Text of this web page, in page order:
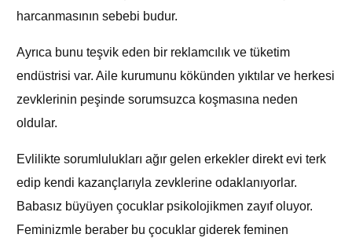
harcanmasının sebebi budur.
Ayrıca bunu teşvik eden bir reklamcılık ve tüketim
endüstrisi var. Aile kurumunu kökünden yıktılar ve herkesi
zevklerinin peşinde sorumsuzca koşmasına neden
oldular.
Evlilikte sorumlulukları ağır gelen erkekler direkt evi terk
edip kendi kazançlarıyla zevklerine odaklanıyorlar.
Babasız büyüyen çocuklar psikolojikmen zayıf oluyor.
Feminizmle beraber bu çocuklar giderek feminen